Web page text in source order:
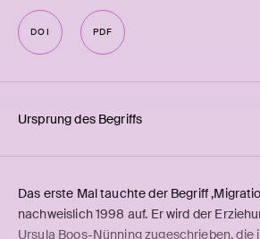
DOI PDF
Ursprung des Begriffs
Das erste Mal tauchte der Begriff
nachweislich 1998 auf. Er wird der
Ursula Boos-Nünning zugeschrieben, die